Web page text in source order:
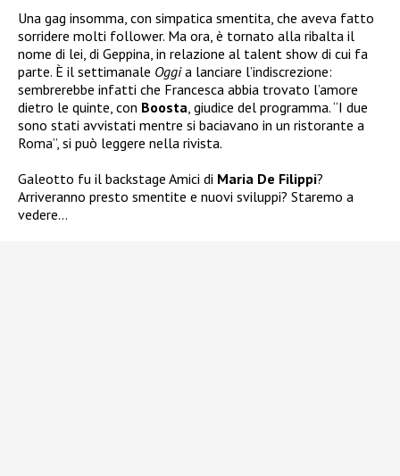
Una gag insomma, con simpatica smentita, che aveva fatto
sorridere molti follower. Ma ora, è tornato alla ribalta il
nome di lei, di Geppina, in relazione al talent show di cui fa
parte. È il settimanale Oggia lanciare l’indiscrezione:
sembrerebbe infatti che Francesca abbia trovato l’amore
dietro le quinte, con Boosta , giudice del programma. “I due
sono stati avvistati mentre si baciavano in un ristorante a
Roma”, si può leggere nella rivista.
Galeotto fu il backstage Amici di Maria De Filippi?
Arriveranno presto smentite e nuovi sviluppi? Staremo a
vedere…